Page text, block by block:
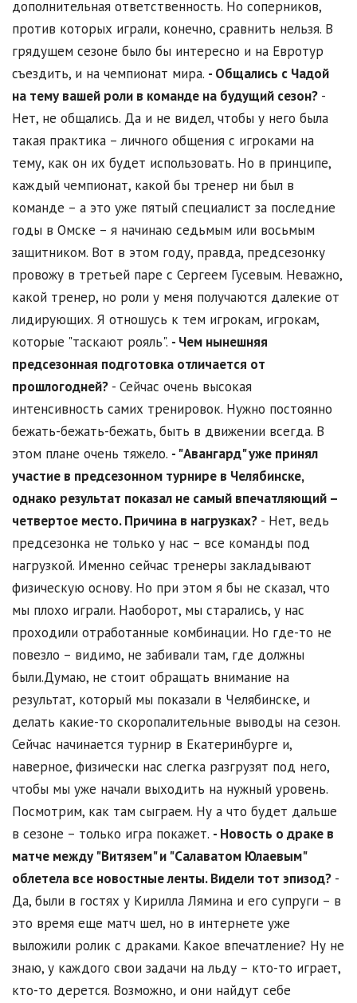
дополнительная ответственность. Но соперников,
против которых играли, конечно, сравнить нельзя. В
грядущем сезоне было бы интересно и на Евротур
съездить, и на чемпионат мира. - Общались с Чадой
на тему вашей роли в команде на будущий сезон? -
Нет, не общались. Да и не видел, чтобы у него была
такая практика – личного общения с игроками на
тему, как он их будет использовать. Но в принципе,
каждый чемпионат, какой бы тренер ни был в
команде – а это уже пятый специалист за последние
годы в Омске – я начинаю седьмым или восьмым
защитником. Вот в этом году, правда, предсезонку
провожу в третьей паре с Сергеем Гусевым. Неважно,
какой тренер, но роли у меня получаются далекие от
лидирующих. Я отношусь к тем игрокам, игрокам,
которые "таскают рояль". - Чем нынешняя
предсезонная подготовка отличается от
прошлогодней? - Сейчас очень высокая
интенсивность самих тренировок. Нужно постоянно
бежать-бежать-бежать, быть в движении всегда. В
этом плане очень тяжело. - "Авангард" уже принял
участие в предсезонном турнире в Челябинске,
однако результат показал не самый впечатляющий –
четвертое место. Причина в нагрузках? - Нет, ведь
предсезонка не только у нас – все команды под
нагрузкой. Именно сейчас тренеры закладывают
физическую основу. Но при этом я бы не сказал, что
мы плохо играли. Наоборот, мы старались, у нас
проходили отработанные комбинации. Но где-то не
повезло – видимо, не забивали там, где должны
были.Думаю, не стоит обращать внимание на
результат, который мы показали в Челябинске, и
делать какие-то скоропалительные выводы на сезон.
Сейчас начинается турнир в Екатеринбурге и,
наверное, физически нас слегка разгрузят под него,
чтобы мы уже начали выходить на нужный уровень.
Посмотрим, как там сыграем. Ну а что будет дальше
в сезоне – только игра покажет. - Новость о драке в
матче между "Витязем" и "Салаватом Юлаевым"
облетела все новостные ленты. Видели тот эпизод? -
Да, были в гостях у Кирилла Лямина и его супруги – в
это время еще матч шел, но в интернете уже
выложили ролик с драками. Какое впечатление? Ну не
знаю, у каждого свои задачи на льду – кто-то играет,
кто-то дерется. Возможно, и они найдут себе